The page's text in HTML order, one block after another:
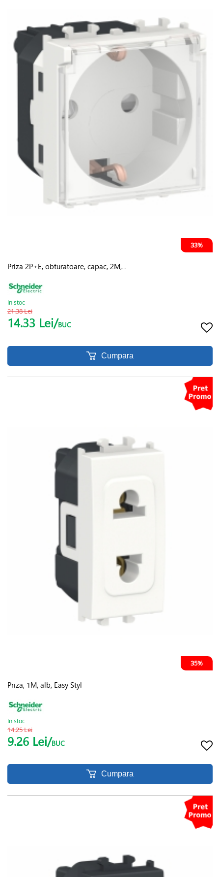
33%
Priza 2P+E, obturatoare, capac, 2M,...
In stoc
21.38 Lei
14.33 Lei/BUC
Cumpara
35%
Priza, 1M, alb, Easy Styl
In stoc
14.25 Lei
9.26 Lei/BUC
Cumpara